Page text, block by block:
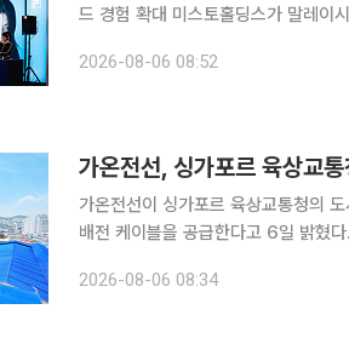
드 경험 확대 미스토홀딩스가 말레이시아에서 휠라(FILA) 오프라인 매장을 확대하며 동남아시아 시
등 주요 상권에 신규 매장 4곳을 열었
2026-08-06 08:52
가온전선, 싱가포르 육상교
가온전선이 싱가포르 육상교통청의
배전 케이블을 공급한다고 6일 밝혔다. 가온전선은 지난해 육상교통청 벤더 등록 후 첫 수주를
르는 2030년대 초까지 MRT 노선
2026-08-06 08:34